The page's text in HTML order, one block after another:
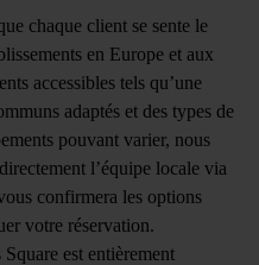
chaque client se sente le
en Europe et aux
accessibles tels qu’une
adaptés et des types de
pouvant varier, nous
l’équipe locale via
confirmera les options
votre réservation.
est entièrement